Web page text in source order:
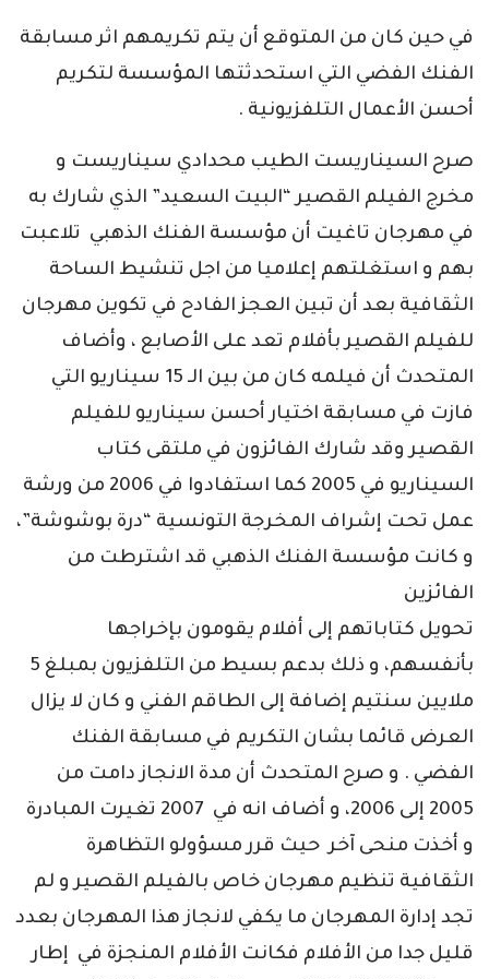
في حين كان من المتوقع أن يتم تكريمهم اثر مسابقة
الفنك الفضي التي استحدثتها المؤسسة لتكريم
أحسن الأعمال التلفزيونية .
صرح السيناريست الطيب محدادي سيناريست و
مخرج الفيلم القصير “البيت السعيد” الذي شارك به
في مهرجان تاغيت أن مؤسسة الفنك الذهبي تلاعبت
بهم و استغلتهم إعلاميا من اجل تنشيط الساحة
الثقافية بعد أن تبين العجز الفادح في تكوين مهرجان
للفيلم القصير بأفلام تعد على الأصابع ، وأضاف
المتحدث أن فيلمه كان من بين الـ 15 سيناريو التي
فازت في مسابقة اختيار أحسن سيناريو للفيلم
القصير وقد شارك الفائزون في ملتقى كتاب
السيناريو في 2005 كما استفادوا في 2006 من ورشة
عمل تحت إشراف المخرجة التونسية “درة بوشوشة”،
و كانت مؤسسة الفنك الذهبي قد اشترطت من
الفائزين
تحويل كتاباتهم إلى أفلام يقومون بإخراجها
بأنفسهم، و ذلك بدعم بسيط من التلفزيون بمبلغ 5
ملايين سنتيم إضافة إلى الطاقم الفني و كان لا يزال
العرض قائما بشان التكريم في مسابقة الفنك
الفضي . و صرح المتحدث أن مدة الانجاز دامت من
2005 إلى 2006، و أضاف انه في 2007 تغيرت المبادرة
و أخذت منحى آخر حيث قرر مسؤولو التظاهرة
الثقافية تنظيم مهرجان خاص بالفيلم القصير و لم
تجد إدارة المهرجان ما يكفي لانجاز هذا المهرجان بعدد
قليل جدا من الأفلام فكانت الأفلام المنجزة في إطار